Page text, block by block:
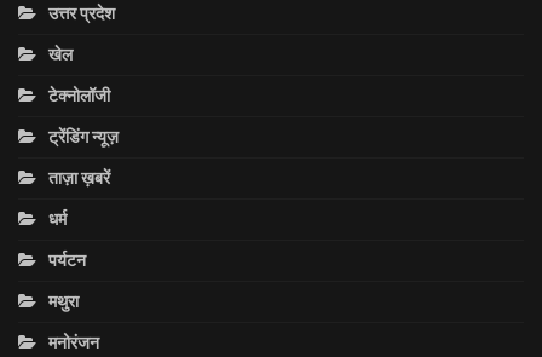
उत्तर प्रदेश
खेल
टेक्नोलॉजी
ट्रेंडिंग न्यूज़
ताज़ा ख़बरें
धर्म
पर्यटन
मथुरा
मनोरंजन